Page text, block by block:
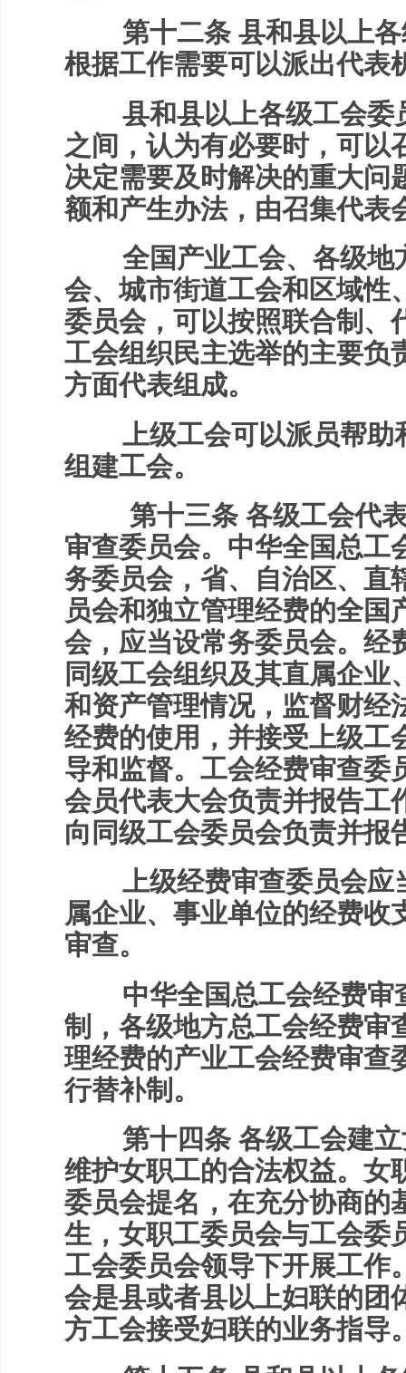
第十二条 县和县以上各
根据工作需要可以派出代表
县和县以上各级工会委
之间，认为有必要时，可以
决定需要及时解决的重大问
额和产生办法，由召集代表
全国产业工会、各级地
会、城市街道工会和区域性
委员会，可以按照联合制、
工会组织民主选举的主要负
方面代表组成。
上级工会可以派员帮助
组建工会。
第十三条 各级工会代表
审查委员会。中华全国总工
务委员会，省、自治区、直
员会和独立管理经费的全国
会，应当设常务委员会。经
同级工会组织及其直属企业
和资产管理情况，监督财经
经费的使用，并接受上级工
导和监督。工会经费审查委
会员代表大会负责并报告工
向同级工会委员会负责并报
上级经费审查委员会应
属企业、事业单位的经费收
审查。
中华全国总工会经费审
制，各级地方总工会经费审
理经费的产业工会经费审查
行替补制。
第十四条 各级工会建立
维护女职工的合法权益。女
委员会提名，在充分协商的
生，女职工委员会与工会委
工会委员会领导下开展工作
会是县或者县以上妇联的团
方工会接受妇联的业务指导